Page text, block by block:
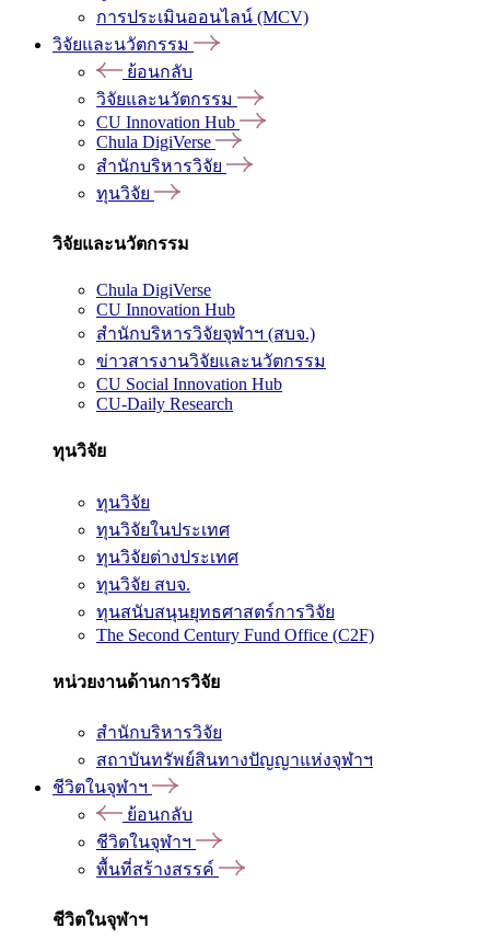
การประเมินออนไลน์ (MCV)
วิจัยและนวัตกรรม
ย้อนกลับ
วิจัยและนวัตกรรม
CU Innovation Hub
Chula DigiVerse
สำนักบริหารวิจัย
ทุนวิจัย
วิจัยและนวัตกรรม
Chula DigiVerse
CU Innovation Hub
สำนักบริหารวิจัยจุฬาฯ (สบจ.)
ข่าวสารงานวิจัยและนวัตกรรม
CU Social Innovation Hub
CU-Daily Research
ทุนวิจัย
ทุนวิจัย
ทุนวิจัยในประเทศ
ทุนวิจัยต่างประเทศ
ทุนวิจัย สบจ.
ทุนสนับสนุนยุทธศาสตร์การวิจัย
The Second Century Fund Office (C2F)
หน่วยงานด้านการวิจัย
สำนักบริหารวิจัย
สถาบันทรัพย์สินทางปัญญาแห่งจุฬาฯ
ชีวิตในจุฬาฯ
ย้อนกลับ
ชีวิตในจุฬาฯ
พื้นที่สร้างสรรค์
ชีวิตในจุฬาฯ